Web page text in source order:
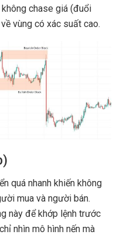
chase giá (đuổi
vùng có xác suất cao.
quá nhanh khiến không
mua và người bán.
này để khớp lệnh trước
nhìn mô hình nến mà